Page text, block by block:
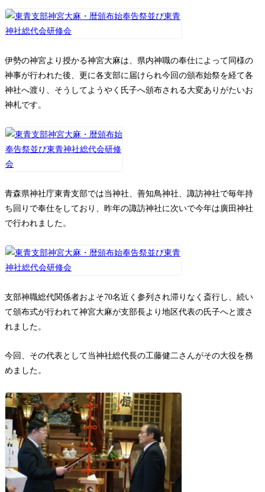
伊勢の神宮より授かる神宮大麻は、県内神職の奉仕によって同様の
神事が行われた後、更に各支部に届けられ今回の頒布始祭を経て各
神社へ渡り、そうしてようやく氏子へ頒布される大変ありがたいお
神札です。
青森県神社庁東青支部では当神社、善知鳥神社、諏訪神社で毎年持
ち回りで奉仕をしており、昨年の諏訪神社に次いで今年は廣田神社
で行われました。
支部神職総代関係者およそ70名近く参列され滞りなく斎行し、続い
て頒布式が行われて神宮大麻が支部長より地区代表の氏子へと渡さ
れました。
今回、その代表として当神社総代長の工藤健二さんがその大役を務
めました。